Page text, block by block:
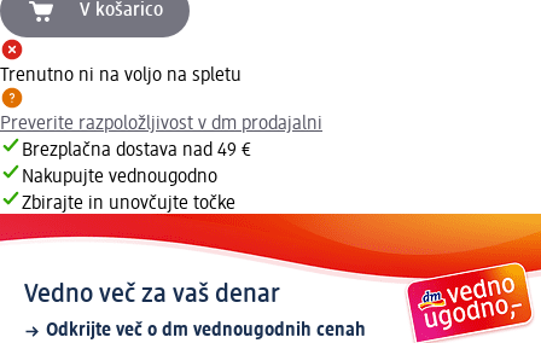
V košarico
Trenutno ni na voljo na spletu
Preverite razpoložljivost v dm prodajalni
Brezplačna dostava nad 49 €
Nakupujte vednougodno
Zbirajte in unovčujte točke
Vedno več za vaš denar
Odkrijte več o dm vednougodnih cenah